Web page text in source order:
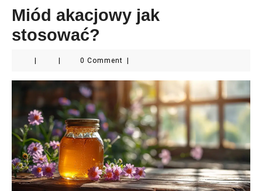
Miód akacjowy jak
stosować?
0 Comment